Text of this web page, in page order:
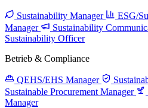
Sustainability Manager
ESG/
Manager
Sustainability
Sustainability Officer
Betrieb & Compliance
QEHS/EHS Manager
Sustainable Procurement Manager
Manager